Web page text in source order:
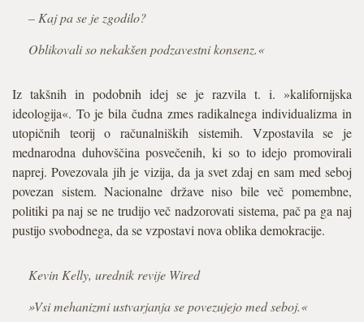
– Kaj pa se je zgodilo?
Oblikovali so nekakšen podzavestni konsenz.«
Iz takšnih in podobnih idej se je razvila t. i. »kalifornijska
ideologija«. To je bila čudna zmes radikalnega individualizma in
utopičnih teorij o računalniških sistemih. Vzpostavila se je
mednarodna duhovščina posvečenih, ki so to idejo promovirali
naprej. Povezovala jih je vizija, da ja svet zdaj en sam med seboj
povezan sistem. Nacionalne države niso bile več pomembne,
politiki pa naj se ne trudijo več nadzorovati sistema, pač pa ga naj
pustijo svobodnega, da se vzpostavi nova oblika demokracije.
Kevin Kelly, urednik revije Wired
»Vsi mehanizmi ustvarjanja se povezujejo med seboj.«